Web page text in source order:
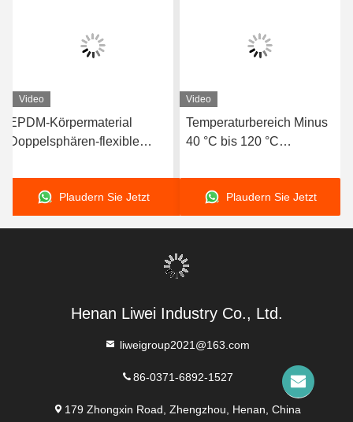
Video
EPDM-Körpermaterial
Doppelsphären-flexible
geflanschten Enden zur
Gewährleistung von Dichtung
und Flexibilität in
Plaudern Sie Jetzt
Video
Temperaturbereich Minus
40 °C bis 120 °C
Gummigewinde
Plaudern Sie Jetzt
Henan Liwei Industry Co., Ltd.
liweigroup2021@163.com
86-0371-6892-1527
179 Zhongxin Road, Zhengzhou, Henan, China